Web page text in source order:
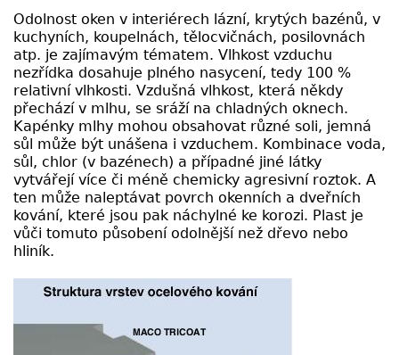
Odolnost oken v interiérech lázní, krytých bazénů, v
kuchyních, koupelnách, tělocvičnách, posilovnách
atp. je zajímavým tématem. Vlhkost vzduchu
nezřídka dosahuje plného nasycení, tedy 100 %
relativní vlhkosti. Vzdušná vlhkost, která někdy
přechází v mlhu, se sráží na chladných oknech.
Kapénky mlhy mohou obsahovat různé soli, jemná
sůl může být unášena i vzduchem. Kombinace voda,
sůl, chlor (v bazénech) a případné jiné látky
vytvářejí více či méně chemicky agresivní roztok. A
ten může naleptávat povrch okenních a dveřních
kování, které jsou pak náchylné ke korozi. Plast je
vůči tomuto působení odolnější než dřevo nebo
hliník.